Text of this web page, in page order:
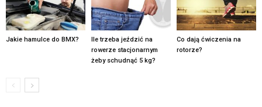
Jakie hamulce do BMX?
Ile trzeba jeździć na
rowerze stacjonarnym
żeby schudnąć 5 kg?
Co dają ćwiczenia na
rotorze?